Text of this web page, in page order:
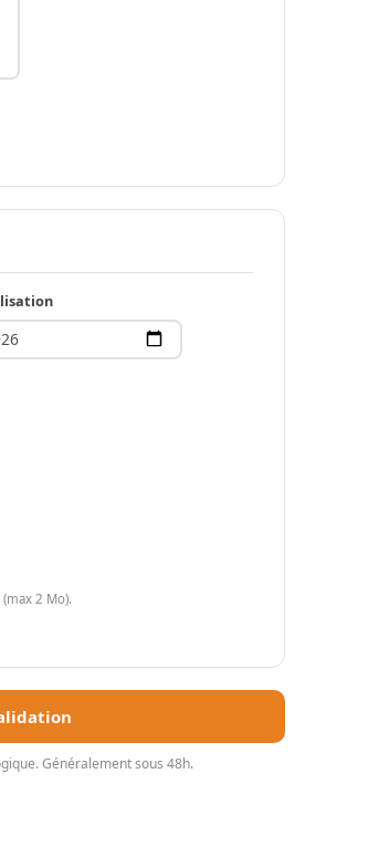
2 Mo).
Généralement sous 48h.